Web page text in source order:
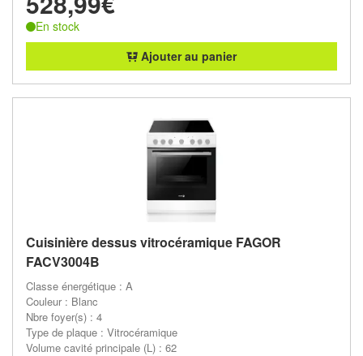
En stock
Ajouter au panier
Cuisinière dessus vitrocéramique FAGOR
FACV3004B
Classe énergétique : A
Couleur : Blanc
Nbre foyer(s) : 4
Type de plaque : Vitrocéramique
Volume cavité principale (L) : 62